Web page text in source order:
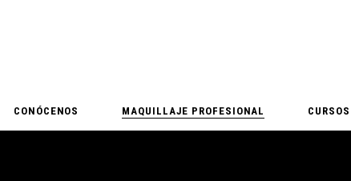
CONÓCENOS MAQUILLAJE PROFESIONAL CURSOS